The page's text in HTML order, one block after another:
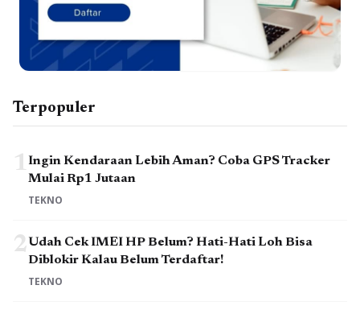
Terpopuler
1Ingin Kendaraan Lebih Aman? Coba GPS Tracker
Mulai Rp1 Jutaan
TEKNO
2Udah Cek IMEI HP Belum? Hati-Hati Loh Bisa
Diblokir Kalau Belum Terdaftar!
TEKNO